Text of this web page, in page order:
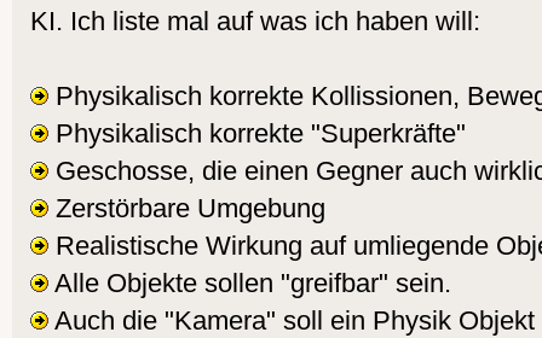
KI. Ich liste mal auf was ich haben will:
Physikalisch korrekte Kollissionen,
Physikalisch korrekte "Superkräfte"
Geschosse, die einen Gegner auch
Zerstörbare Umgebung
Realistische Wirkung auf umliegende
Alle Objekte sollen "greifbar" sein.
Auch die "Kamera" soll ein Physik